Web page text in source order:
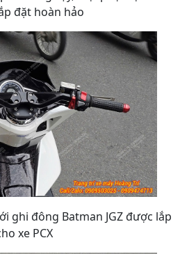
đặt hoàn hảo
ghi đông Batman JGZ được lắp
xe PCX